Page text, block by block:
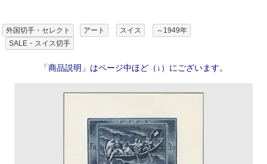
外国切手・セレクト アート スイス
～1949年
SALE・スイス切手
「商品説明」はページ中ほど（↓）にございます。